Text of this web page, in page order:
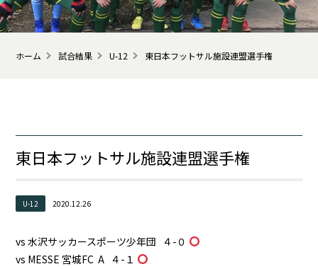
ホーム 試合結果 U-12 東日本フットサル施設連盟選手権
東日本フットサル施設連盟選手権
U-12 2020.12.26
vs 水沢サッカースポーツ少年団 ４-０
vs MESSE 宮城FC A ４-１